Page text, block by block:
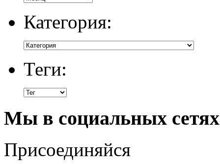
Категория:
Теги:
Мы в социальных сетях
Присоединяйся